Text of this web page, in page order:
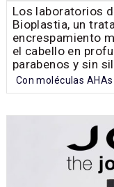
Los laboratorios
Bioplastia, un
encrespamiento
el cabello en
parabenos y sin
Con moléculas